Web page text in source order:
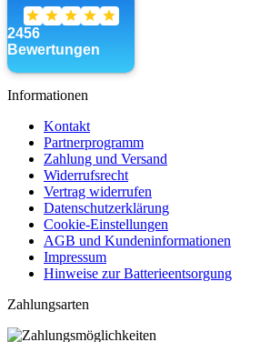
Informationen
Kontakt
Partnerprogramm
Zahlung und Versand
Widerrufsrecht
Vertrag widerrufen
Datenschutzerklärung
Cookie-Einstellungen
AGB und Kundeninformationen
Impressum
Hinweise zur Batterieentsorgung
Zahlungsarten